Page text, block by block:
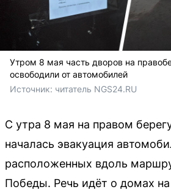
Утром 8 мая часть дворов на
освободили от автомобилей
Источник: читатель NGS24.RU
С утра 8 мая на правом
началась эвакуация
расположенных вдоль
Победы. Речь идёт о домах